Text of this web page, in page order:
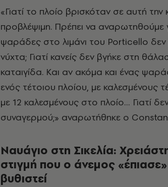
«Γιατί το πλοίο βρισκόταν σε αυτή
προβλέψιμη. Πρέπει να αναρωτηθούμε
ψαράδες στο λιμάνι του Porticello
νύχτα; Γιατί κανείς δεν βγήκε στη
καταιγίδα. Και αν ακόμα και ένας
ενός τέτοιου πλοίου, με καλεσμένους
με 12 καλεσμένους στο πλοίο… Γιατί
συναγερμού;» αναρωτήθηκε ο
Ναυάγιο στη Σικελία: Χ
στιγμή που ο άνεμος
βυθιστεί